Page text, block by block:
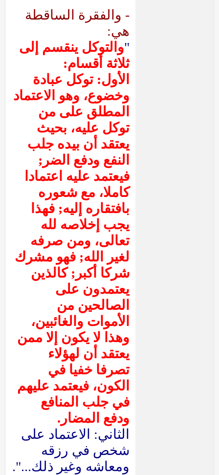
- والفقرة الساقطة
هي:
"والتوكل ينقسم إلى
ثلاثة أقسام:
الأول: توكل عبادة
وخضوع، وهو الاعتماد
المطلق على من
توكل عليه، بحيث
يعتقد أن بيده جلب
النفع ودفع الضر;
فيعتمد عليه اعتمادا
كاملا، مع شعوره
بافتقاره إليه; فهذا
يجب إخلاصه لله
تعالى، ومن صرفه
لغير الله; فهو مشرك
شركا أكبر; كالذين
يعتمدون على
الصالحين من
الأموات والغائبين،
وهذا لا يكون إلا ممن
يعتقد أن لهؤلاء
تصرفا خفيا في
الكون، فيعتمد عليهم
في جلب المنافع
ودفع المضار.
الثاني: الاعتماد على
شخص في رزقه
ومعاشه وغير ذلك...".